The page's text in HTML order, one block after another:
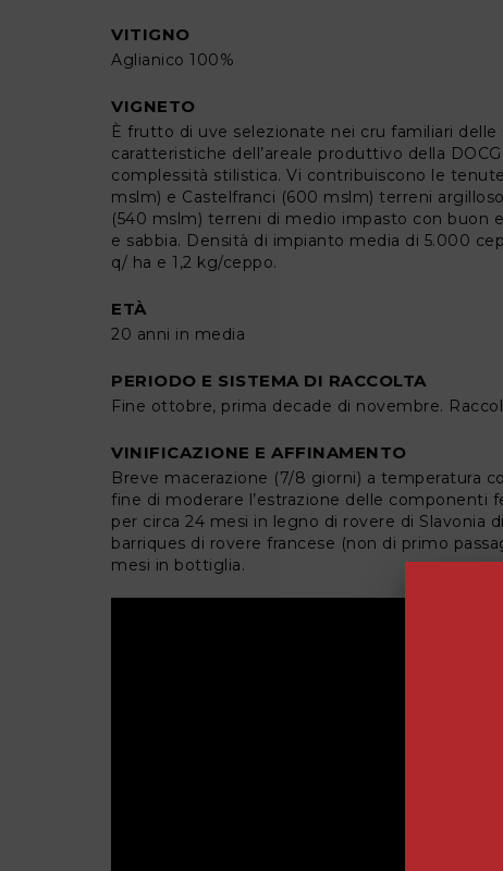
VITIGNO
Aglianico 100%
VIGNETO
È frutto di uve selezionate nei cru familiari
caratteristiche dell’areale produttivo della
complessità stilistica. Vi contribuiscono le
mslm) e Castelfranci (600 mslm) terreni
(540 mslm) terreni di medio impasto con buon
e sabbia. Densità di impianto media di 5.000
q/ ha e 1,2 kg/ceppo.
ETÀ
20 anni in media
PERIODO E SISTEMA DI RACCOLTA
Fine ottobre, prima decade di novembre.
VINIFICAZIONE E AFFINAMENTO
Breve macerazione (7/8 giorni) a temperatura
fine di moderare l’estrazione delle componenti
per circa 24 mesi in legno di rovere di Slavonia
barriques di rovere francese (non di primo
mesi in bottiglia.